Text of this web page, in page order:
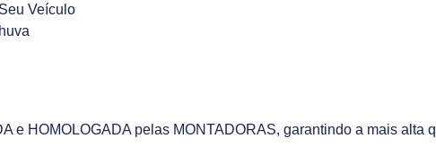
Veículo
e HOMOLOGADA pelas MONTADORAS, garantindo a mais alta